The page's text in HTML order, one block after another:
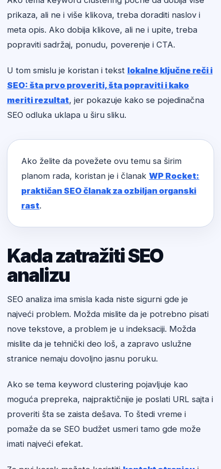
prikaza, ali ne i više klikova, treba doraditi naslov i
meta opis. Ako dobija klikove, ali ne i upite, treba
popraviti sadržaj, ponudu, poverenje i CTA.
U tom smislu je koristan i tekst lokalne ključne reči i
SEO: šta prvo proveriti, šta popraviti i kako
meriti rezultat, jer pokazuje kako se pojedinačna
SEO odluka uklapa u širu sliku.
Ako želite da povežete ovu temu sa širim
planom rada, koristan je i članak WP Rocket:
praktičan SEO članak za ozbiljan organski
rast.
Kada zatražiti SEO
analizu
SEO analiza ima smisla kada niste sigurni gde je
najveći problem. Možda mislite da je potrebno pisati
nove tekstove, a problem je u indeksaciji. Možda
mislite da je tehnički deo loš, a zapravo uslužne
stranice nemaju dovoljno jasnu poruku.
Ako se tema keyword clustering pojavljuje kao
moguća prepreka, najpraktičnije je poslati URL sajta i
proveriti šta se zaista dešava. To štedi vreme i
pomaže da se SEO budžet usmeri tamo gde može
imati najveći efekat.